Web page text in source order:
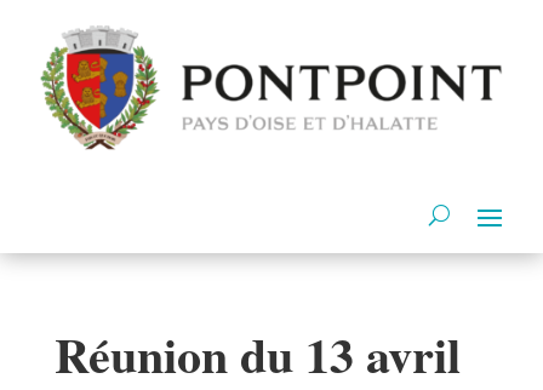
Réunion du 13 avril